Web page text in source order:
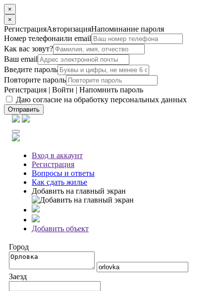
×
×
РегистрацияАвторизацияНапоминание пароля
Номер телефонаили email
Как вас зовут?
Ваш email
Введите пароль
Повторите пароль
Регистрация | Войти | Напомнить пароль
Даю согласие на обработку персональных данных
Отправить
Вход в аккаунт
Регистрация
Вопросы и ответы
Как сдать жилье
Добавить на главный экран
Добавить объект
Город
Заезд